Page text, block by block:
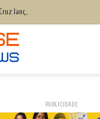
PUBLICIDADE